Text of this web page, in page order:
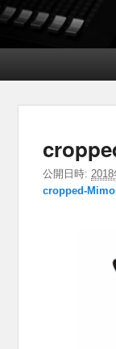
公開日時:
cropped-